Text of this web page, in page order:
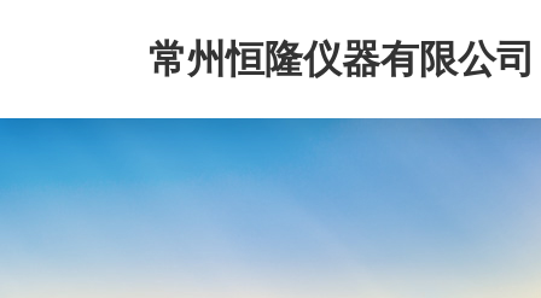
常州恒隆仪器有限公司